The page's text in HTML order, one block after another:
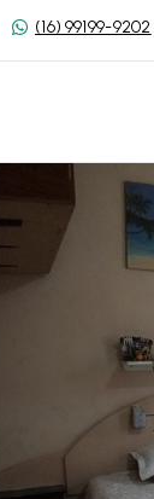
(16) 99199-9202